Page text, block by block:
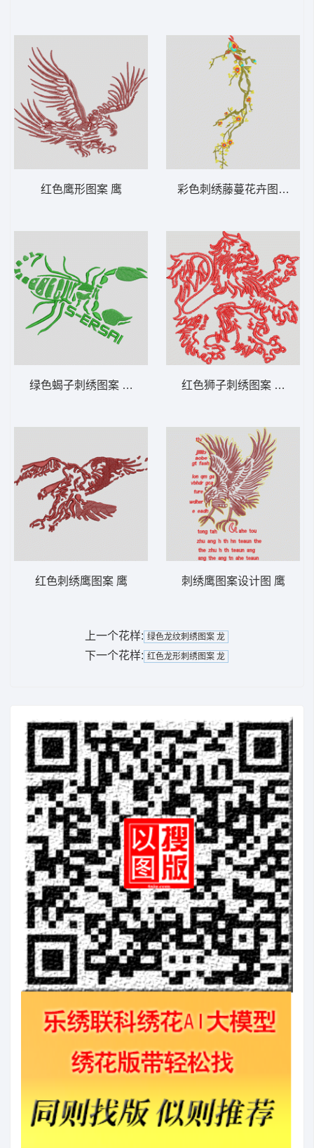
红色鹰形图案 鹰
绿色蝎子刺绣图案 蝎子
红色刺绣鹰图案 鹰
彩色刺绣藤蔓花卉图案 梅花
红色狮子刺绣图案 狮标
刺绣鹰图案设计图 鹰
上一个花样: 绿色龙纹刺绣图案 龙
下一个花样: 红色龙形刺绣图案 龙